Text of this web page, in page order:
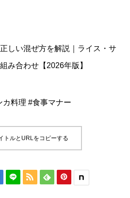
しい混ぜ方を解説｜ライス・サ
み合わせ【2026年版】
料理 #食事マナー
トルとURLをコピーする
  